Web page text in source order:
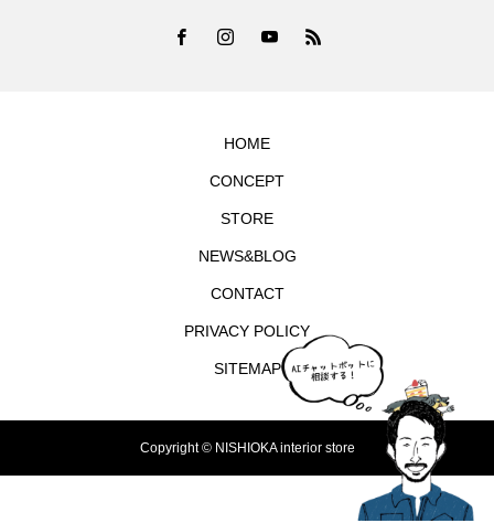
HOME
CONCEPT
STORE
NEWS&BLOG
CONTACT
PRIVACY POLICY
SITEMAP
Copyright © NISHIOKA interior store
MAP